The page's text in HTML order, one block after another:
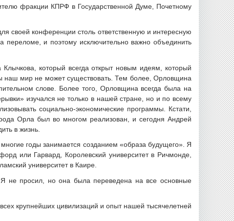
фракции КПРФ в Государственной Думе, Почетному
своей конференции столь ответственную и интересную
переломе, и поэтому исключительно важно объединить
Клычкова, который всегда открыт новым идеям, который
наш мир не может существовать. Тем более, Орловщина
слове. Более того, Орловщина всегда была на
изучался не только в нашей стране, но и по всему
социально-экономические программы. Кстати,
Орла был во многом реализован, и сегодня Андрей
в жизнь.
годы занимается созданием «образа будущего». Я
или Гарвард, Королевский университет в Ричмонде,
университет в Каире.
не просил, но она была переведена на все основные
крупнейших цивилизаций и опыт нашей тысячелетней